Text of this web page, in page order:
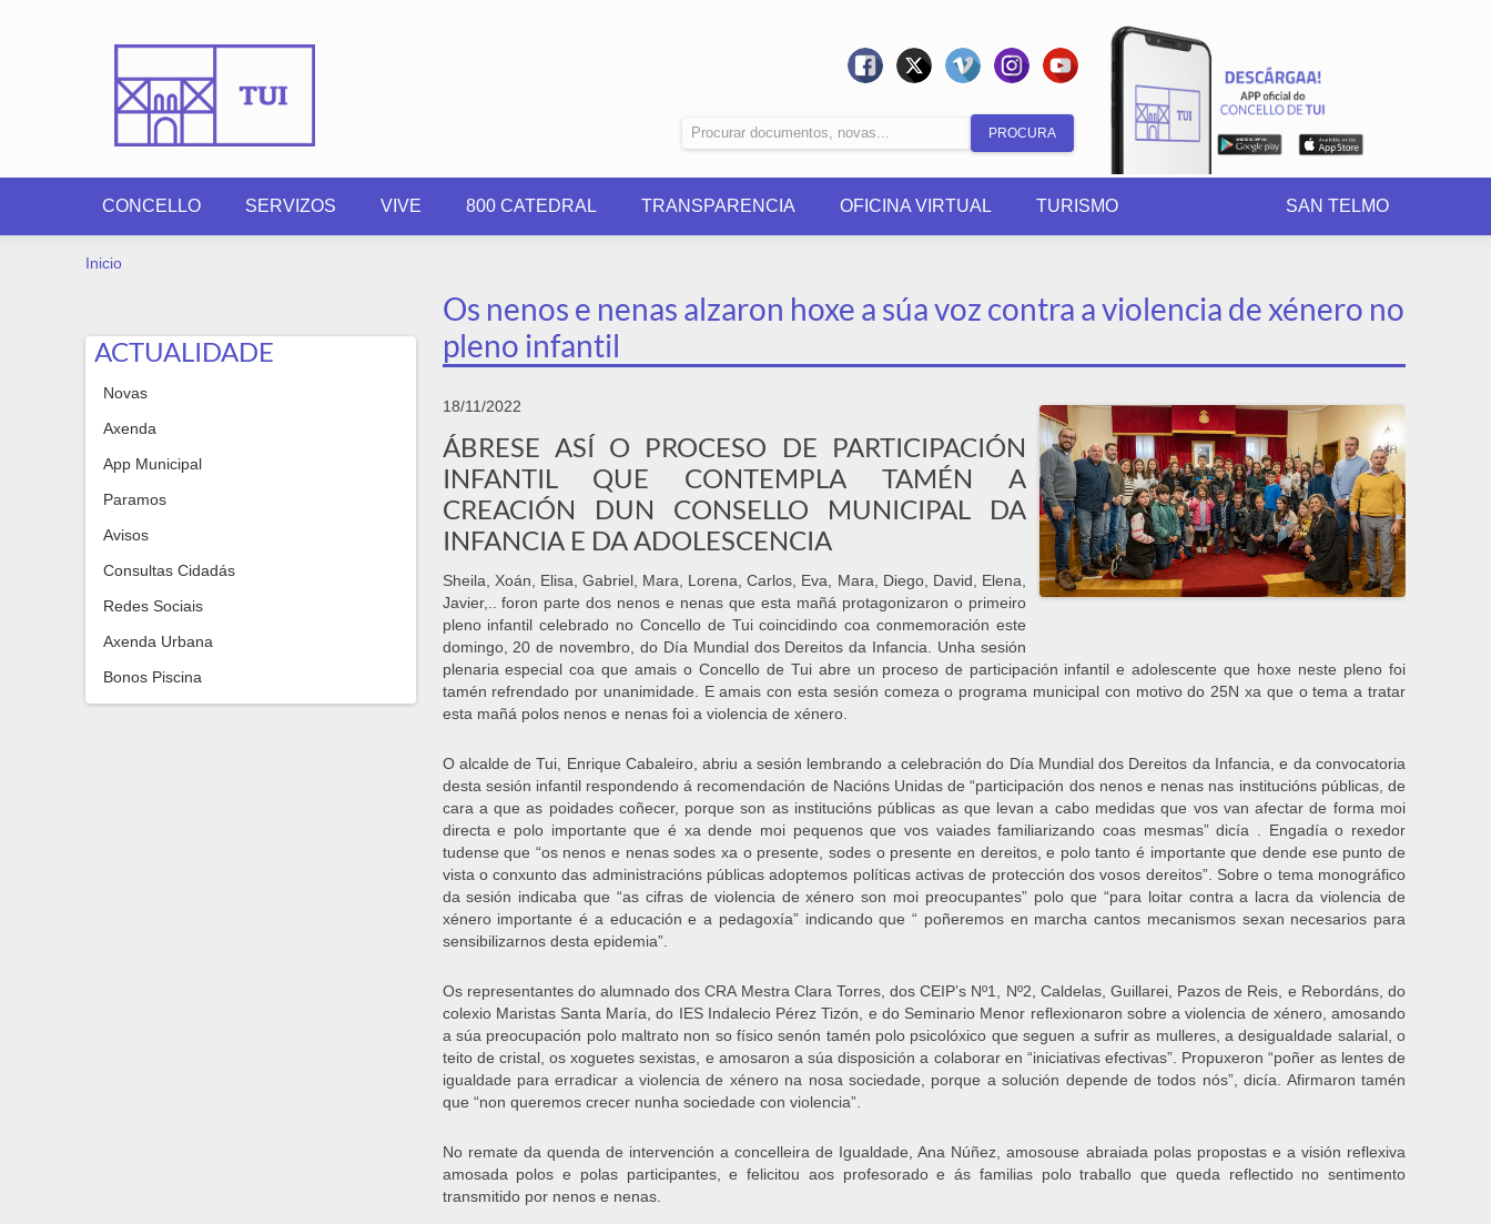
Formulario
de
busca
CONCELLO SERVIZOS VIVE 800 CATEDRAL TRANSPARENCIA OFICINA VIRTUAL TURISMO SAN TELMO
VOSTEDE ESTÁ AQUÍ
Inicio
ACTUALIDADE
Novas
Axenda
App Municipal
Paramos
Avisos
Consultas Cidadás
Redes Sociais
Axenda Urbana
Bonos Piscina
Os nenos e nenas alzaron hoxe a súa voz contra a violencia de xénero no
pleno infantil
18/11/2022
ÁBRESE ASÍ O PROCESO DE PARTICIPACIÓN
INFANTIL QUE CONTEMPLA TAMÉN A
CREACIÓN DUN CONSELLO MUNICIPAL DA
INFANCIA E DA ADOLESCENCIA
Sheila, Xoán, Elisa, Gabriel, Mara, Lorena, Carlos, Eva, Mara, Diego, David, Elena,
Javier,.. foron parte dos nenos e nenas que esta mañá protagonizaron o primeiro
pleno infantil celebrado no Concello de Tui coincidindo coa conmemoración este
domingo, 20 de novembro, do Día Mundial dos Dereitos da Infancia. Unha sesión
plenaria especial coa que amais o Concello de Tui abre un proceso de participación infantil e adolescente que hoxe neste pleno foi
tamén refrendado por unanimidade. E amais con esta sesión comeza o programa municipal con motivo do 25N xa que o tema a tratar
esta mañá polos nenos e nenas foi a violencia de xénero.
O alcalde de Tui, Enrique Cabaleiro, abriu a sesión lembrando a celebración do Día Mundial dos Dereitos da Infancia, e da convocatoria
desta sesión infantil respondendo á recomendación de Nacións Unidas de “participación dos nenos e nenas nas institucións públicas, de
cara a que as poidades coñecer, porque son as institucións públicas as que levan a cabo medidas que vos van afectar de forma moi
directa e polo importante que é xa dende moi pequenos que vos vaiades familiarizando coas mesmas” dicía . Engadía o rexedor
tudense que “os nenos e nenas sodes xa o presente, sodes o presente en dereitos, e polo tanto é importante que dende ese punto de
vista o conxunto das administracións públicas adoptemos políticas activas de protección dos vosos dereitos”. Sobre o tema monográfico
da sesión indicaba que “as cifras de violencia de xénero son moi preocupantes” polo que “para loitar contra a lacra da violencia de
xénero importante é a educación e a pedagoxía” indicando que “ poñeremos en marcha cantos mecanismos sexan necesarios para
sensibilizarnos desta epidemia”.
Os representantes do alumnado dos CRA Mestra Clara Torres, dos CEIP’s Nº1, Nº2, Caldelas, Guillarei, Pazos de Reis, e Rebordáns, do
colexio Maristas Santa María, do IES Indalecio Pérez Tizón, e do Seminario Menor reflexionaron sobre a violencia de xénero, amosando
a súa preocupación polo maltrato non so físico senón tamén polo psicolóxico que seguen a sufrir as mulleres, a desigualdade salarial, o
teito de cristal, os xoguetes sexistas, e amosaron a súa disposición a colaborar en “iniciativas efectivas”. Propuxeron “poñer as lentes de
igualdade para erradicar a violencia de xénero na nosa sociedade, porque a solución depende de todos nós”, dicía. Afirmaron tamén
que “non queremos crecer nunha sociedade con violencia”.
No remate da quenda de intervención a concelleira de Igualdade, Ana Núñez, amosouse abraiada polas propostas e a visión reflexiva
amosada polos e polas participantes, e felicitou aos profesorado e ás familias polo traballo que queda reflectido no sentimento
transmitido por nenos e nenas.